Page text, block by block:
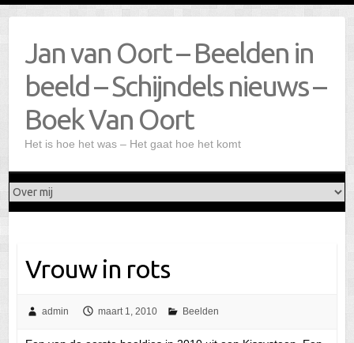
Jan van Oort – Beelden in
beeld – Schijndels nieuws –
Boek Van Oort
Het is hoe het was – Het gaat hoe het komt
Vrouw in rots
admin maart 1, 2010 Beelden